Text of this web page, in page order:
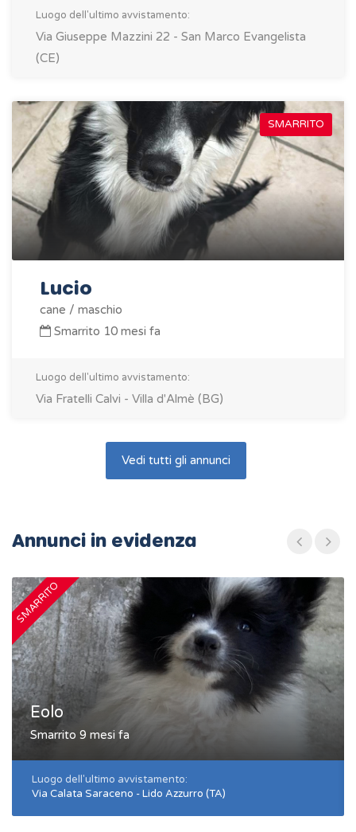
Luogo dell'ultimo avvistamento:
Via Giuseppe Mazzini 22 - San Marco Evangelista
(CE)
SMARRITO
Lucio
cane / maschio
Smarrito 10 mesi fa
Luogo dell'ultimo avvistamento:
Via Fratelli Calvi - Villa d'Almè (BG)
Vedi tutti gli annunci
Annunci in evidenza
SMARRITO
Eolo
Smarrito 9 mesi fa
Luogo dell'ultimo avvistamento:
Via Calata Saraceno - Lido Azzurro (TA)